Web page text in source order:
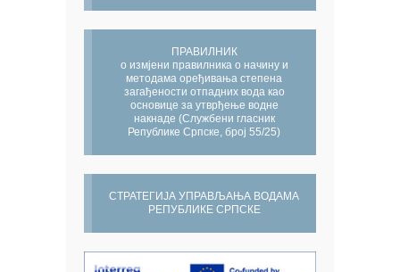
ПРАВИЛНИК
о измјени правилника о начину и
методама оређивања степена
загађености отпадних вода као
основице за утврђење водне
накнаде (Службени гласник
Републике Српске, број 55/25)
СТРАТЕГИЈА УПРАВЉАЊА ВОДАМА
РЕПУБЛИКЕ СРПСКЕ